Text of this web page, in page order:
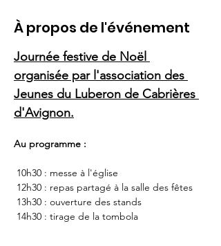
À propos de l'événement
Journée festive de Noël
organisée par l'association des
Jeunes du Luberon de Cabrières
d'Avignon.
Au programme :
10h30 : messe à l'église
12h30 : repas partagé à la salle des fêtes
13h30 : ouverture des stands
14h30 : tirage de la tombola